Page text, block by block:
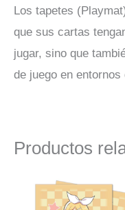
Los tapetes
que sus cartas
jugar, sino que
de juego en
Productos